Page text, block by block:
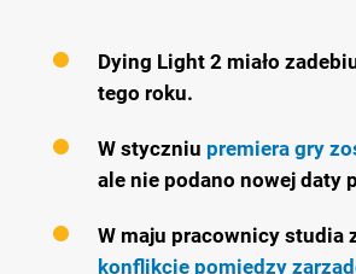
Dying Light 2 miało
tego roku.
W styczniu premiera gry
ale nie podano nowej daty
W maju pracownicy studia
konflikcie pomiędzy